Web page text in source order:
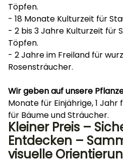
Töpfen.
- 18 Monate Kulturzeit für
- 2 bis 3 Jahre Kulturzeit für
Töpfen.
- 2 Jahre im Freiland für
Rosensträucher.
Wir geben auf unsere
Monate für Einjährige, 1
für Bäume und Sträucher.
Kleiner Preis –
Entdecken –
visuelle